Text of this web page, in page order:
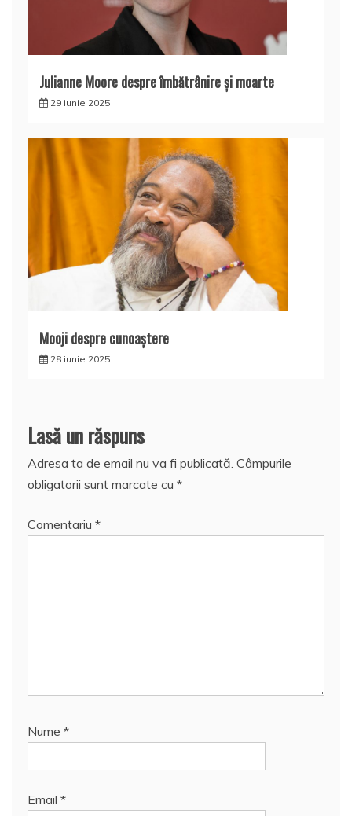
Julianne Moore despre îmbătrânire și moarte
29 iunie 2025
Mooji despre cunoaştere
28 iunie 2025
Lasă un răspuns
Adresa ta de email nu va fi publicată. Câmpurile
obligatorii sunt marcate cu *
Comentariu *
Nume *
Email *